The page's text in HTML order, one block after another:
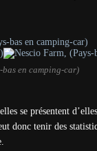
bas en camping-car)
se présentent
donc tenir des